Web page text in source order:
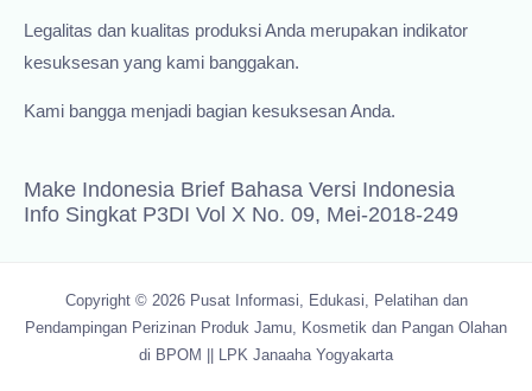
Legalitas dan kualitas produksi Anda merupakan indikator
kesuksesan yang kami banggakan.
Kami bangga menjadi bagian kesuksesan Anda.
Make Indonesia Brief Bahasa Versi Indonesia
Info Singkat P3DI Vol X No. 09, Mei-2018-249
Copyright © 2026 Pusat Informasi, Edukasi, Pelatihan dan
Pendampingan Perizinan Produk Jamu, Kosmetik dan Pangan Olahan
di BPOM || LPK Janaaha Yogyakarta